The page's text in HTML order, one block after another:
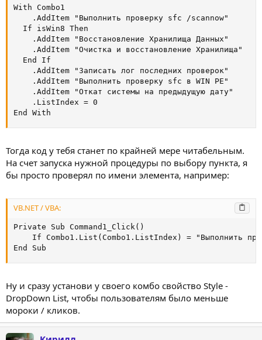
With Combo1
    .AddItem "Выполнить проверку sfc /scannow"
  If isWin8 Then
    .AddItem "Восстановление Хранилища Данных"
    .AddItem "Очистка и восстановление Хранилища"
  End If
    .AddItem "Записать лог последних проверок"
    .AddItem "Выполнить проверку sfc в WIN PE"
    .AddItem "Откат системы на предыдущую дату"
    .ListIndex = 0
End With
Тогда код у тебя станет по крайней мере читабельным.
На счет запуска нужной процедуры по выбору пункта, я
бы просто проверял по имени элемента, например:
VB.NET / VBA:
Private Sub Command1_Click()
If Combo1.List(Combo1.ListIndex) = "Выполнить
End Sub
Ну и сразу установи у своего комбо свойство Style -
DropDown List, чтобы пользователям было меньше
мороки / кликов.